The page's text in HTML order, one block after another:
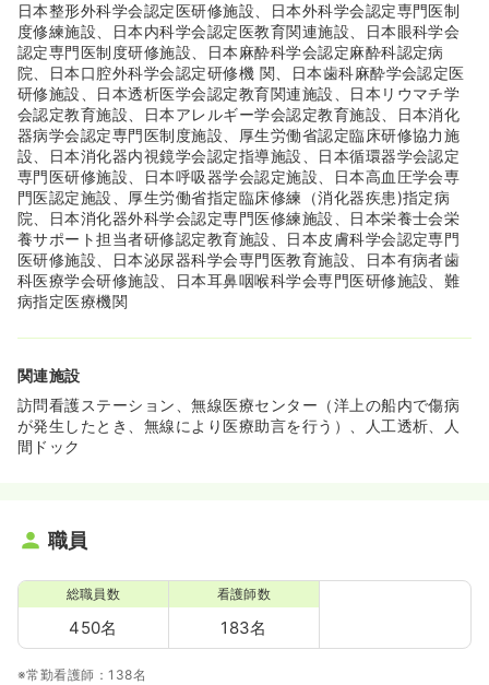
日本整形外科学会認定医研修施設、日本外科学会認定専門医制
度修練施設、日本内科学会認定医教育関連施設、日本眼科学会
認定専門医制度研修施設、日本麻酔科学会認定麻酔科認定病
院、日本口腔外科学会認定研修機 関、日本歯科麻酔学会認定医
研修施設、日本透析医学会認定教育関連施設、日本リウマチ学
会認定教育施設、日本アレルギー学会認定教育施設、日本消化
器病学会認定専門医制度施設、厚生労働省認定臨床研修協力施
設、日本消化器内視鏡学会認定指導施設、日本循環器学会認定
専門医研修施設、日本呼吸器学会認定施設、日本高血圧学会専
門医認定施設、厚生労働省指定臨床修練（消化器疾患)指定病
院、日本消化器外科学会認定専門医修練施設、日本栄養士会栄
養サポート担当者研修認定教育施設、日本皮膚科学会認定専門
医研修施設、日本泌尿器科学会専門医教育施設、日本有病者歯
科医療学会研修施設、日本耳鼻咽喉科学会専門医研修施設、難
病指定医療機関
関連施設
訪問看護ステーション、無線医療センター（洋上の船内で傷病
が発生したとき、無線により医療助言を行う）、人工透析、人
間ドック
職員
総職員数
450名
看護師数
183名
※常勤看護師：138名